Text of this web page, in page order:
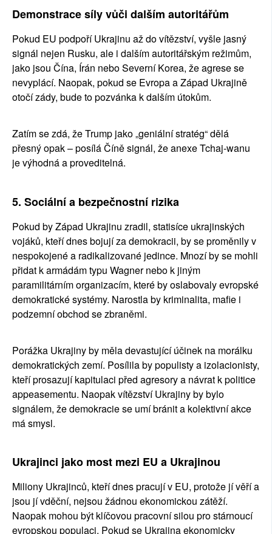
Demonstrace síly vůči dalším autoritářům
Pokud EU podpoří Ukrajinu až do vítězství, vyšle jasný
signál nejen Rusku, ale i dalším autoritářským režimům,
jako jsou Čína, Írán nebo Severní Korea, že agrese se
nevyplácí. Naopak, pokud se Evropa a Západ Ukrajině
otočí zády, bude to pozvánka k dalším útokům.
Zatím se zdá, že Trump jako „geniální stratég“ dělá
přesný opak – posílá Číně signál, že anexe Tchaj-wanu
je výhodná a proveditelná.
5. Sociální a bezpečnostní rizika
Pokud by Západ Ukrajinu zradil, statisíce ukrajinských
vojáků, kteří dnes bojují za demokracii, by se proměnily v
nespokojené a radikalizované jedince. Mnozí by se mohli
přidat k armádám typu Wagner nebo k jiným
paramilitárním organizacím, které by oslabovaly evropské
demokratické systémy. Narostla by kriminalita, mafie i
podzemní obchod se zbraněmi.
Porážka Ukrajiny by měla devastující účinek na morálku
demokratických zemí. Posílila by populisty a izolacionisty,
kteří prosazují kapitulaci před agresory a návrat k politice
appeasementu. Naopak vítězství Ukrajiny by bylo
signálem, že demokracie se umí bránit a kolektivní akce
má smysl.
Ukrajinci jako most mezi EU a Ukrajinou
Miliony Ukrajinců, kteří dnes pracují v EU, protože jí věří a
jsou jí vděční, nejsou žádnou ekonomickou zátěží.
Naopak mohou být klíčovou pracovní silou pro stárnoucí
evropskou populaci. Pokud se Ukrajina ekonomicky